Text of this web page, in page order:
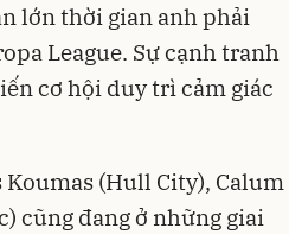
lớn thời gian anh phải
League. Sự cạnh tranh
cơ hội duy trì cảm giác
(Hull City), Calum
cũng đang ở những giai